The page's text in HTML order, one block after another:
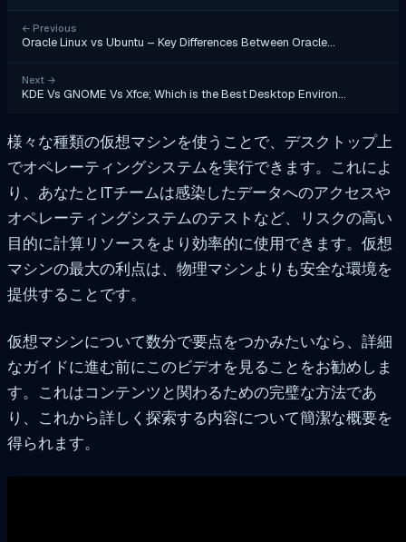
← Previous
Oracle Linux vs Ubuntu – Key Differences Between Oracle…
Next →
KDE Vs GNOME Vs Xfce; Which is the Best Desktop Environ…
様々な種類の仮想マシンを使うことで、デスクトップ上
でオペレーティングシステムを実行できます。これによ
り、あなたとITチームは感染したデータへのアクセスや
オペレーティングシステムのテストなど、リスクの高い
目的に計算リソースをより効率的に使用できます。仮想
マシンの最大の利点は、物理マシンよりも安全な環境を
提供することです。
仮想マシンについて数分で要点をつかみたいなら、詳細
なガイドに進む前にこのビデオを見ることをお勧めしま
す。これはコンテンツと関わるための完璧な方法であ
り、これから詳しく探索する内容について簡潔な概要を
得られます。